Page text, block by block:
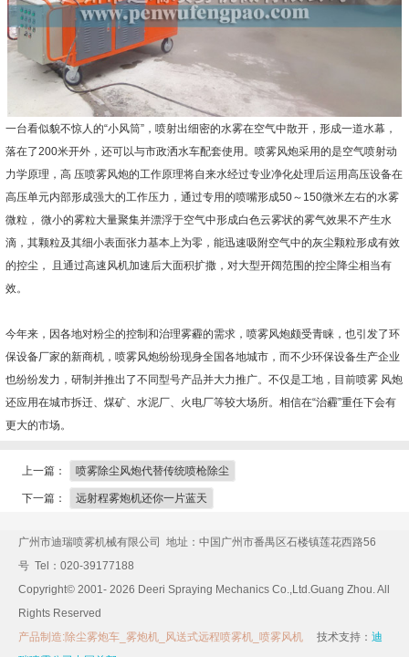
一台看似貌不惊人的“小风筒”，喷射出细密的水雾在空气中散开，形成一道水幕，
落在了200米开外，还可以与市政洒水车配套使用。喷雾风炮采用的是空气喷射动
力学原理，高 压喷雾风炮的工作原理将自来水经过专业净化处理后运用高压设备在
高压单元内部形成强大的工作压力，通过专用的喷嘴形成50～150微米左右的水雾
微粒， 微小的雾粒大量聚集并漂浮于空气中形成白色云雾状的雾气效果不产生水
滴，其颗粒及其细小表面张力基本上为零，能迅速吸附空气中的灰尘颗粒形成有效
的控尘， 且通过高速风机加速后大面积扩撒，对大型开阔范围的控尘降尘相当有
效。
今年来，因各地对粉尘的控制和治理雾霾的需求，喷雾风炮颇受青睐，也引发了环
保设备厂家的新商机，喷雾风炮纷纷现身全国各地城市，而不少环保设备生产企业
也纷纷发力，研制并推出了不同型号产品并大力推广。不仅是工地，目前喷雾 风炮
还应用在城市拆迁、煤矿、水泥厂、火电厂等较大场所。相信在“治霾”重任下会有
更大的市场。
上一篇： 喷雾除尘风炮代替传统喷枪除尘
下一篇： 远射程雾炮机还你一片蓝天
广州市迪瑞喷雾机械有限公司 地址：中国广州市番禺区石楼镇莲花西路56
号 Tel：020-39177188
Copyright© 2001- 2026 Deeri Spraying Mechanics Co.,Ltd.Guang Zhou. All
Rights Reserved
产品制造:除尘雾炮车_雾炮机_风送式远程喷雾机_喷雾风机 技术支持： 迪